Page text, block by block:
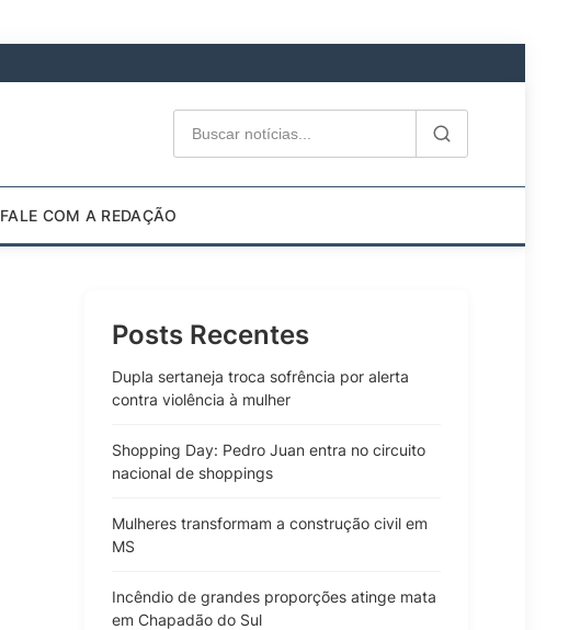
FALE COM A REDAÇÃO
Posts Recentes
Dupla sertaneja troca sofrência por alerta
contra violência à mulher
Shopping Day: Pedro Juan entra no circuito
nacional de shoppings
Mulheres transformam a construção civil em
MS
Incêndio de grandes proporções atinge mata
em Chapadão do Sul